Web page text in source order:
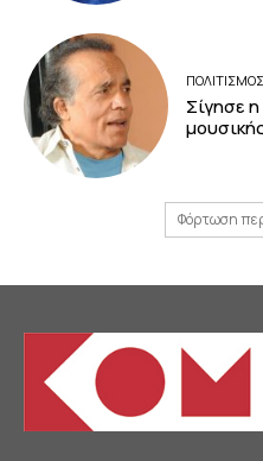
ΠΟΛΙΤΙΣΜΟΣ
Σίγησε
Φόρτωση